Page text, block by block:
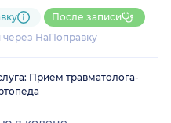
НаПоправку
После записи
Прием травматолога-